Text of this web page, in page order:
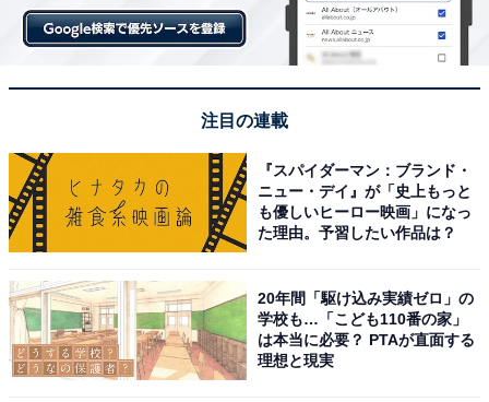
注目の連載
『スパイダーマン：ブランド・
ニュー・デイ』が「史上もっと
も優しいヒーロー映画」になっ
た理由。予習したい作品は？
20年間「駆け込み実績ゼロ」の
学校も…「こども110番の家」
は本当に必要？ PTAが直面する
理想と現実